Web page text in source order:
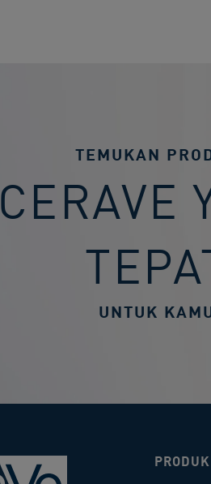
TEMUKAN
CERAVE
UNTUK